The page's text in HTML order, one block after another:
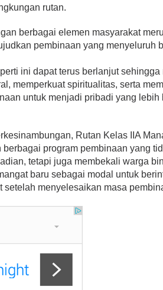
rutan.
berbagai elemen masyarakat
pembinaan yang menyeluruh
ini dapat terus berlanjut sehingga
memperkuat spiritualitas, serta
untuk menjadi pribadi yang lebih
Rutan Kelas IIA
program pembinaan yang
tetapi juga membekali warga
baru sebagai modal untuk
setelah menyelesaikan masa